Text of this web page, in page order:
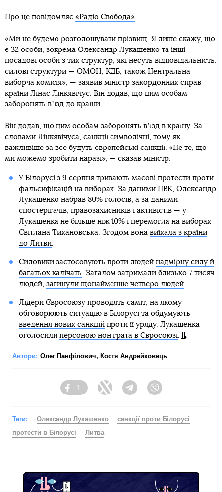
Про це повідомляє «Радіо Свобода».
«Ми не будемо розголошувати прізвищ. Я лише скажу, що
є 32 особи, зокрема Олександр Лукашенко та інші
посадові особи з тих структур, які несуть відповідальність:
силові структури — ОМОН, КДБ, також Центральна
виборча комісія», — заявив міністр закордонних справ
країни Лінас Лінкявічус. Він додав, що цим особам
заборонять вʼїзд до країни.
Він додав, що цим особам заборонять вʼїзд в країну. За
словами Лінкявічуса, санкції символічні, тому як
важливіше за все будуть європейські санкції. «Це те, що
ми можемо зробити наразі», — сказав міністр.
У Білорусі з 9 серпня тривають масові протести проти
фальсифікацій на виборах. За даними ЦВК, Олександр
Лукашенко набрав 80% голосів, а за даними
спостерігачів, правозахисників і активістів — у
Лукашенка не більше ніж 10% і перемогла на виборах
Світлана Тихановська. Згодом вона виїхала з країни
до Литви.
Силовики застосовують проти людей надмірну силу й
багатьох калічать. Загалом затримали близько 7 тисяч
людей, загинули щонайменше четверо людей.
Лідери Євросоюзу проводять саміт, на якому
обговорюють ситуацію в Білорусі та обдумують
введення нових санкційпроти її уряду. Лукашенка
оголосили персоною нон грата в Євросоюзі.
Автори: Олег Панфілович, Костя Андрейковець
Facebook
1
Twitter Telegram
Теги: Олександр Лукашенко
санкції проти Білорусі
протести в Білорусі
Литва